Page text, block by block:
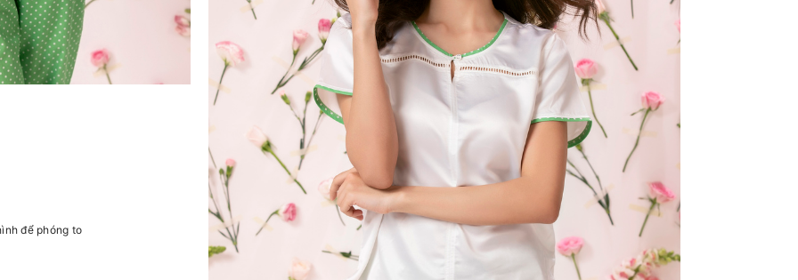
để phóng to